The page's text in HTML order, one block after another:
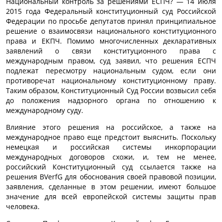
2015 года Федеральный конституционный суд Российской
Федерации по просьбе депутатов принял принципиальное
решение о взаимосвязи национального конституционного
права и ЕКПЧ. Помимо многочисленных декларативных
заявлений о связи конституционного права с
международным правом, суд заявил, что решения ЕСПЧ
подлежат пересмотру национальным судом, если они
противоречат национальному конституционному праву.
Таким образом, Конституционный Суд России возвысил себя
до положения надзорного органа по отношению к
международному суду.
Влияние этого решения на российское, а также на
международное право еще предстоит выяснить. Поскольку
немецкая и российская системы инкорпорации
международных договоров схожи, и, тем не менее,
российский Конституционный суд ссылается также на
решения BVerfG для обоснования своей правовой позиции,
заявления, сделанные в этом решении, имеют большое
значение для всей европейской системы защиты прав
человека.